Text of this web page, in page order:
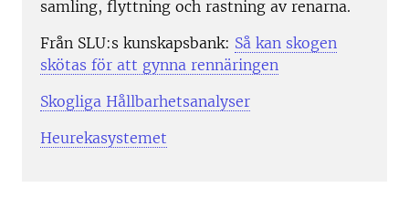
samling, flyttning och rastning av renarna.
Från SLU:s kunskapsbank: Så kan skogen
skötas för att gynna rennäringen
Skogliga Hållbarhetsanalyser
Heurekasystemet